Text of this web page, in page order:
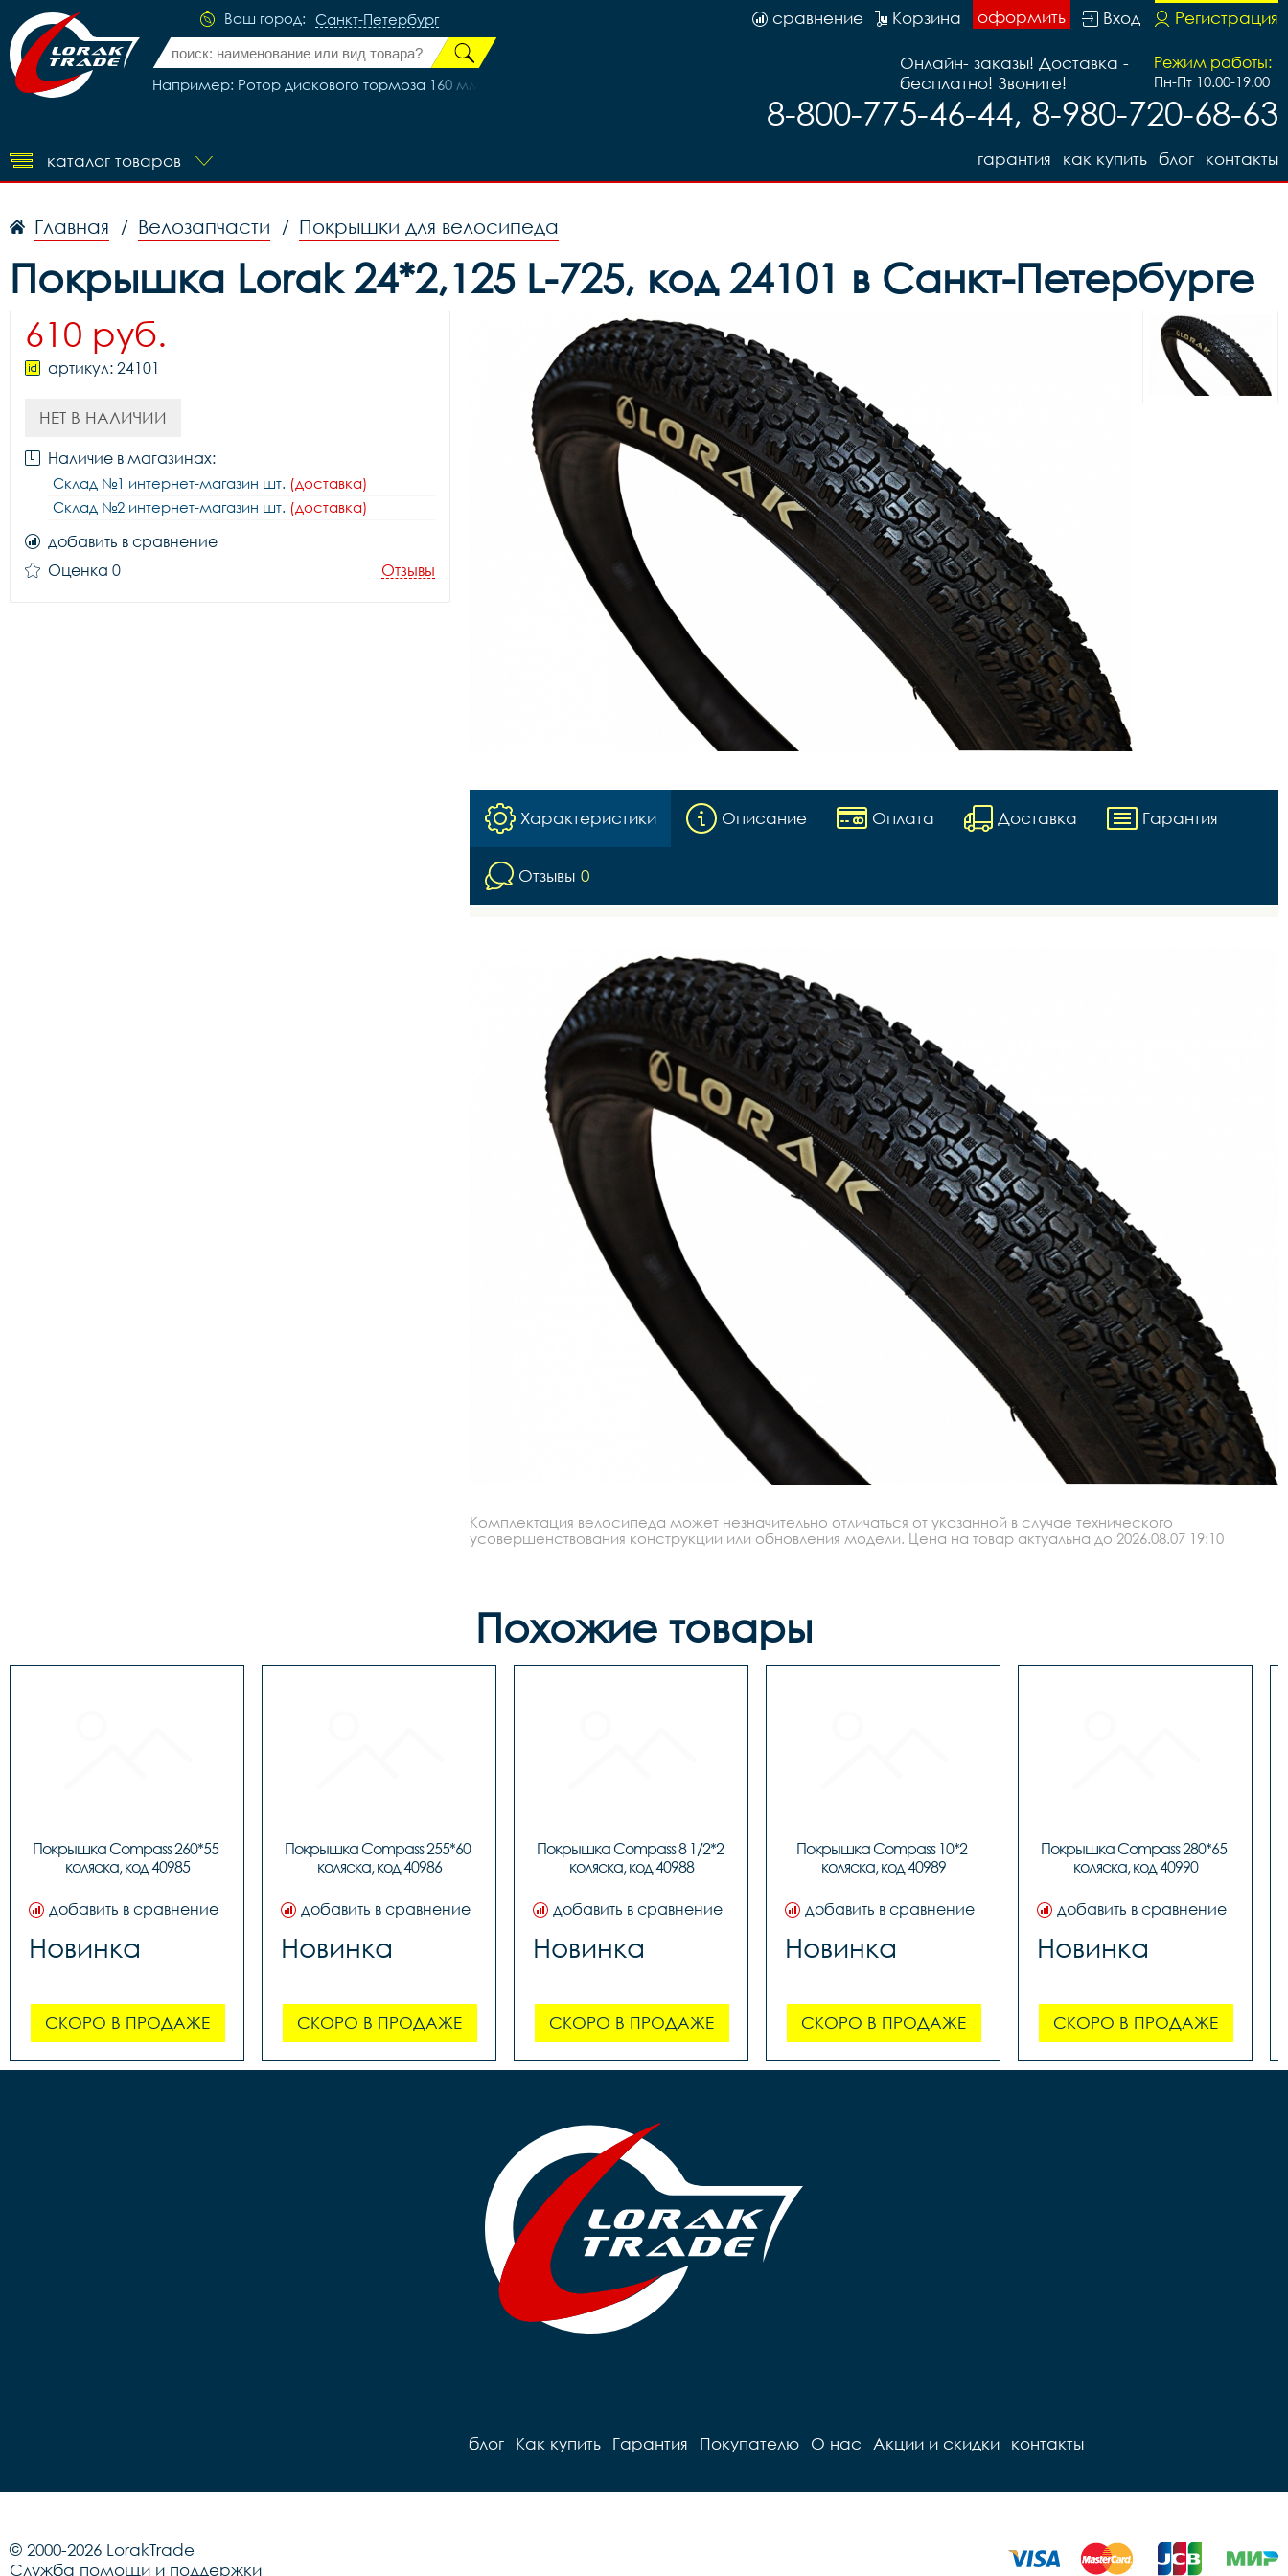
Ваш город: Санкт-Петербург
Например: Ротор дискового тормоза 160 мм Sshine + фланец под накруч.Диск
Регистрация
Вход
оформить
Корзина
сравнение
Режим работы:
Пн-Пт 10.00-19.00
Онлайн- заказы! Доставка -
бесплатно! Звоните!
8-800-775-46-44, 8-980-720-68-63
каталог товаров контакты
блог
как купить
гарантия
Главная / Велозапчасти / Покрышки для велосипеда
Покрышка Lorak 24*2,125 L-725, код 24101 в Санкт-Петербурге
610 руб.
артикул: 24101
НЕТ В НАЛИЧИИ
Наличие в магазинах:
Склад №1 интернет-магазин шт. (доставка)
Склад №2 интернет-магазин шт. (доставка)
добавить в сравнение
Оценка 0
Отзывы
Характеристики Описание Оплата Доставка Гарантия
Отзывы 0
Комплектация велосипеда может незначительно отличаться от указанной в случае технического
усовершенствования конструкции или обновления модели. Цена на товар актуальна до 2026.08.07 19:10
Похожие товары
Покрышка Compass 260*55
коляска, код 40985
добавить в сравнение
Новинка
СКОРО В ПРОДАЖЕ
Покрышка Compass 255*60
коляска, код 40986
добавить в сравнение
Новинка
СКОРО В ПРОДАЖЕ
Покрышка Compass 8 1/2*2
коляска, код 40988
добавить в сравнение
Новинка
СКОРО В ПРОДАЖЕ
Покрышка Compass 10*2
коляска, код 40989
добавить в сравнение
Новинка
СКОРО В ПРОДАЖЕ
Покрышка Compass 280*65
коляска, код 40990
добавить в сравнение
Новинка
СКОРО В ПРОДАЖЕ
блог Как купить Гарантия Покупателю О нас Акции и скидки контакты
© 2000-2026 LorakTrade
Служба помощи и поддержки